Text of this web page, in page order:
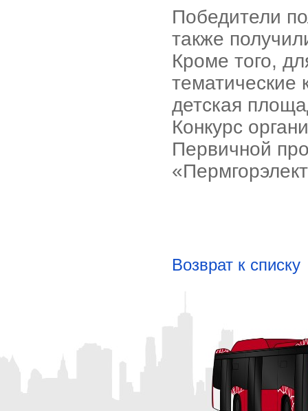
Победители
также
Кроме того,
тематические
детская
Конкурс
Первичной
Возврат к списку